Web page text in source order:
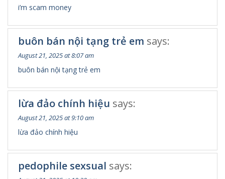
i’m scam money
buôn bán nội tạng trẻ em says:
August 21, 2025 at 8:07 am
buôn bán nội tạng trẻ em
lừa đảo chính hiệu says:
August 21, 2025 at 9:10 am
lừa đảo chính hiệu
pedophile sexsual says: